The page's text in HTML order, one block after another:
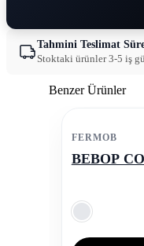
Tahmini Teslimat
Stoktaki ürünler 3-5 iş
Benzer Ürünler
FERMOB
BEBOP